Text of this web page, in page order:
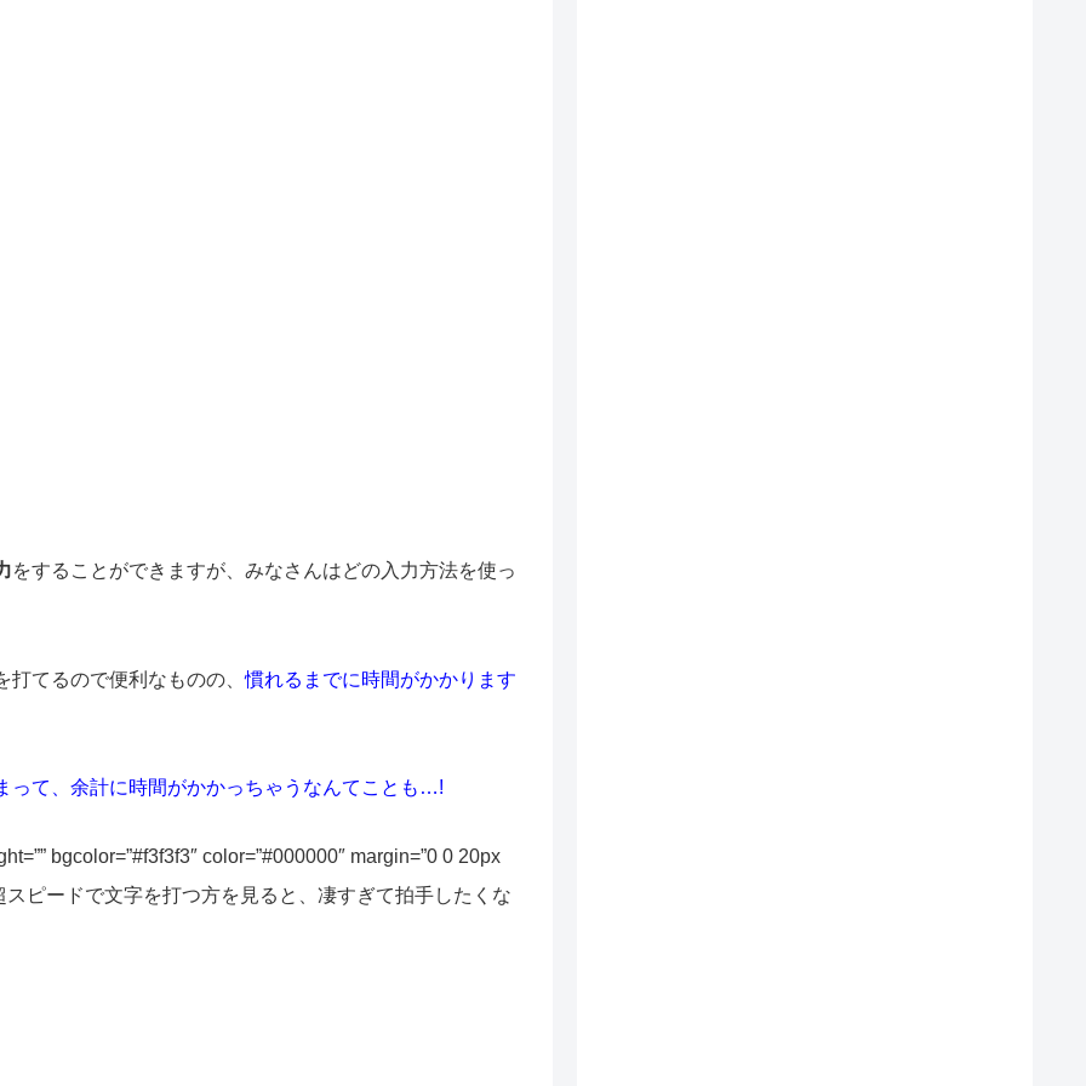
をすることができますが、みなさんはどの入力方法を使っ
打てるので便利なものの、慣れるまでに時間がかかります
って、余計に時間がかかっちゃうなんてことも…!
bgcolor=”#f3f3f3″ color=”#000000″ margin=”0 0 20px
スピードで文字を打つ方を見ると、凄すぎて拍手したくな